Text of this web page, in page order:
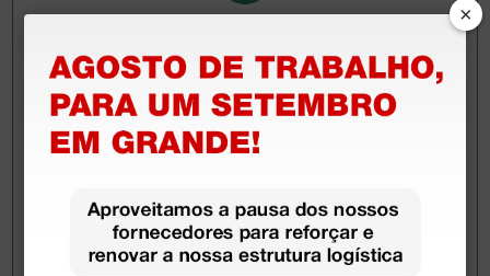
Pergunte a um colega
Ainda tem dúvidas?Necessita de mais
colegas que já adquiriram este produto.
×